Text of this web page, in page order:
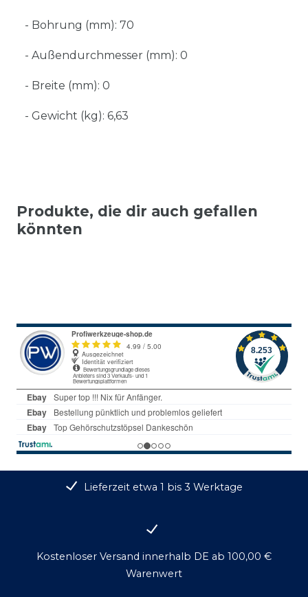
- Bohrung (mm): 70
- Außendurchmesser (mm): 0
- Breite (mm): 0
- Gewicht (kg): 6,63
Produkte, die dir auch gefallen
könnten
Lieferzeit etwa 1 bis 3 Werktage
Kostenloser Versand innerhalb DE ab 100,00 €
Warenwert